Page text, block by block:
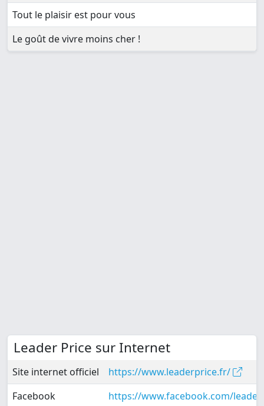
Tout le plaisir est pour vous
Le goût de vivre moins cher !
Leader Price sur Internet
Site internet officiel
https://www.leaderprice.fr/
Facebook
https://www.facebook.com/